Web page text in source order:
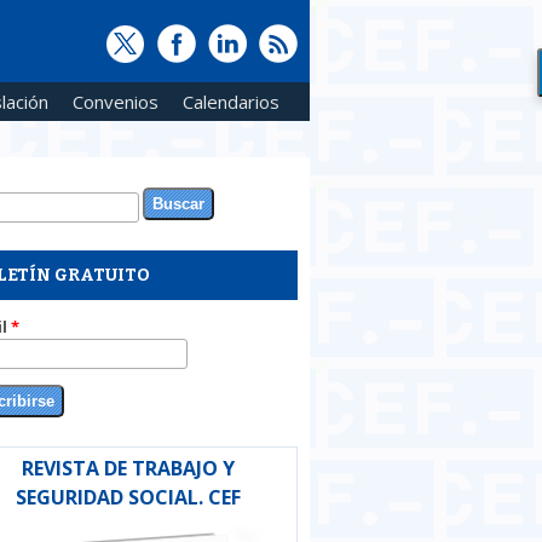
Convenios Calendarios
de búsqueda
GRATUITO
*
REVISTA DE TRABAJO Y
SEGURIDAD SOCIAL. CEF